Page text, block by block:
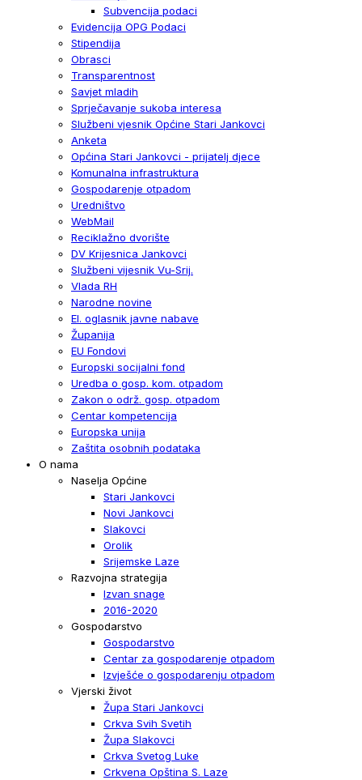
Subvencija podaci
Evidencija OPG Podaci
Stipendija
Obrasci
Transparentnost
Savjet mladih
Sprječavanje sukoba interesa
Službeni vjesnik Općine Stari Jankovci
Anketa
Općina Stari Jankovci - prijatelj djece
Komunalna infrastruktura
Gospodarenje otpadom
Uredništvo
WebMail
Reciklažno dvorište
DV Krijesnica Jankovci
Službeni vijesnik Vu-Srij.
Vlada RH
Narodne novine
El. oglasnik javne nabave
Županija
EU Fondovi
Europski socijalni fond
Uredba o gosp. kom. otpadom
Zakon o održ. gosp. otpadom
Centar kompetencija
Europska unija
Zaštita osobnih podataka
O nama
Naselja Općine
Stari Jankovci
Novi Jankovci
Slakovci
Orolik
Srijemske Laze
Razvojna strategija
Izvan snage
2016-2020
Gospodarstvo
Gospodarstvo
Centar za gospodarenje otpadom
Izvješće o gospodarenju otpadom
Vjerski život
Župa Stari Jankovci
Crkva Svih Svetih
Župa Slakovci
Crkva Svetog Luke
Crkvena Opština S. Laze